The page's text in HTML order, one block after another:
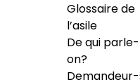
Glossaire de
l’asile
De qui
on?